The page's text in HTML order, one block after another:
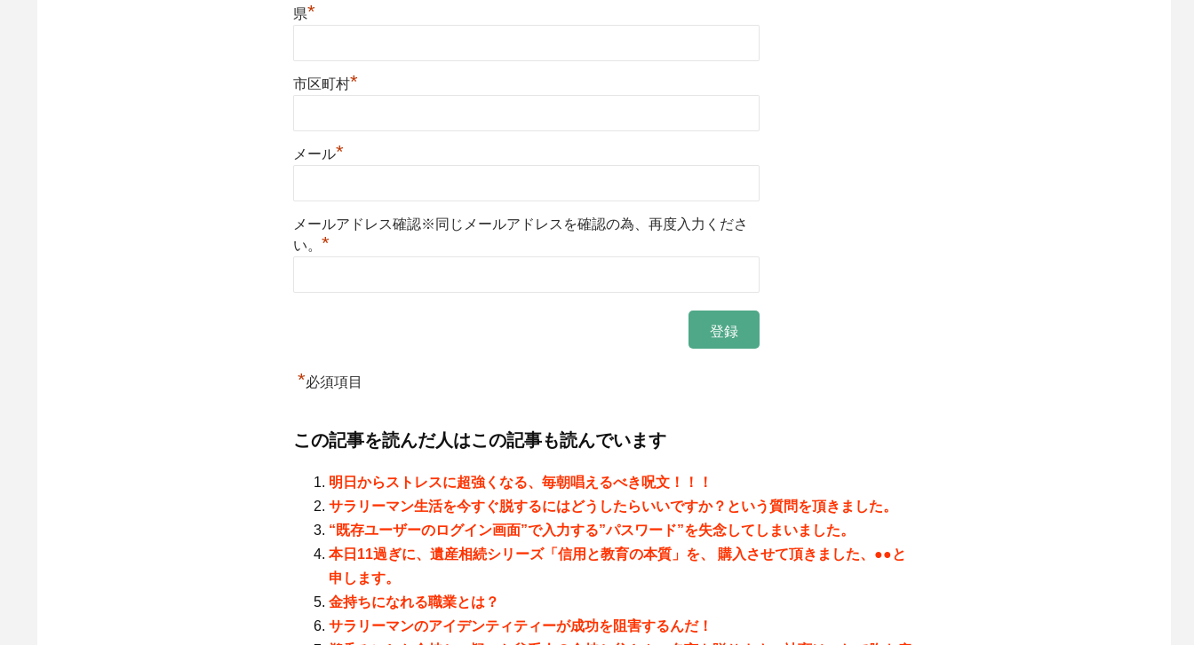
県*
市区町村*
メール*
メールアドレス確認※同じメールアドレスを確認の為、再度入力くださ
い。 *
*必須項目
この記事を読んだ人はこの記事も読んでいます
明日からストレスに超強くなる、毎朝唱えるべき呪文！！！
サラリーマン生活を今すぐ脱するにはどうしたらいいですか？という質問を頂きました。
“既存ユーザーのログイン画面”で入力する”パスワード”を失念してしまいました。
本日11過ぎに、遺産相続シリーズ「信用と教育の本質」を、 購入させて頂きました、●●と
申します。
金持ちになれる職業とは？
サラリーマンのアイデンティティーが成功を阻害するんだ！